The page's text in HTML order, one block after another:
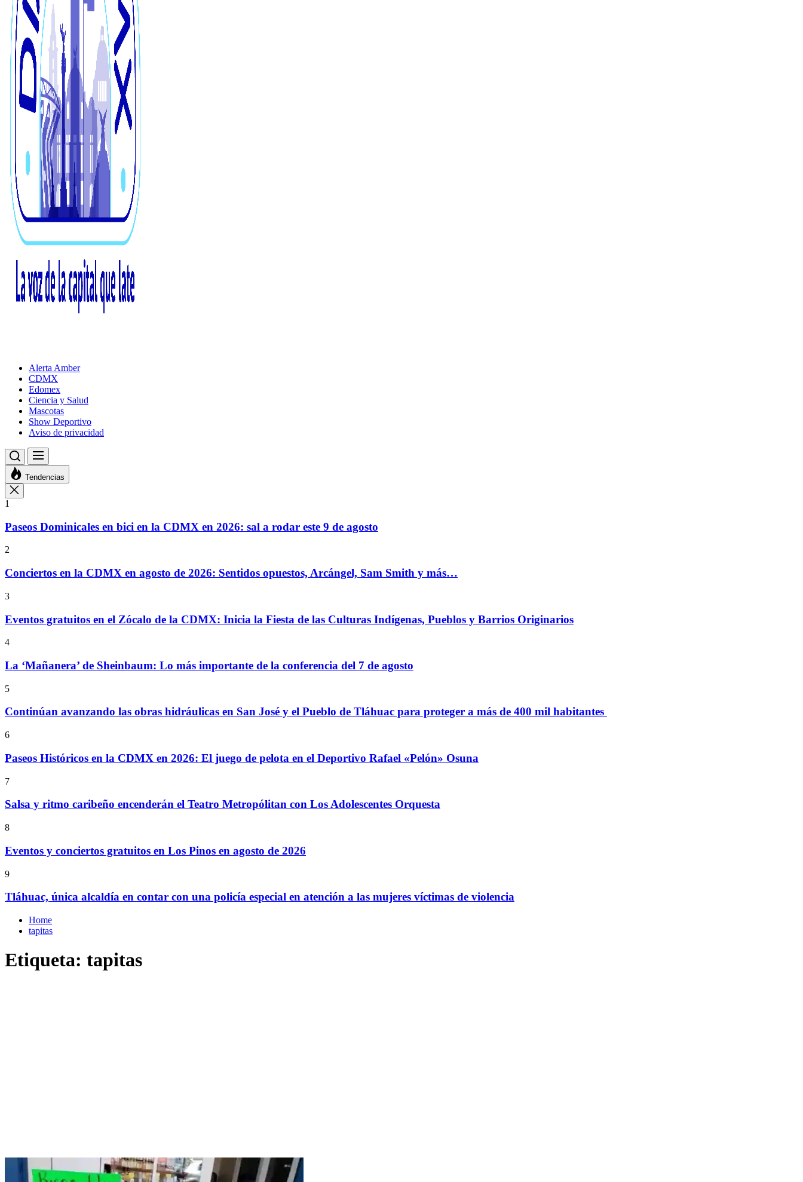
Alerta Amber
CDMX
Edomex
Ciencia y Salud
Mascotas
Show Deportivo
Aviso de privacidad
Tendencias
1
Paseos Dominicales en bici en la CDMX en 2026: sal a rodar este 9 de agosto
2
Conciertos en la CDMX en agosto de 2026: Sentidos opuestos, Arcángel, Sam Smith y más…
3
Eventos gratuitos en el Zócalo de la CDMX: Inicia la Fiesta de las Culturas Indígenas, Pueblos y Barrios Originarios
4
La ‘Mañanera’ de Sheinbaum: Lo más importante de la conferencia del 7 de agosto
5
Continúan avanzando las obras hidráulicas en San José y el Pueblo de Tláhuac para proteger a más de 400 mil habitantes
6
Paseos Históricos en la CDMX en 2026: El juego de pelota en el Deportivo Rafael «Pelón» Osuna
7
Salsa y ritmo caribeño encenderán el Teatro Metropólitan con Los Adolescentes Orquesta
8
Eventos y conciertos gratuitos en Los Pinos en agosto de 2026
9
Tláhuac, única alcaldía en contar con una policía especial en atención a las mujeres víctimas de violencia
Home
tapitas
Etiqueta: tapitas